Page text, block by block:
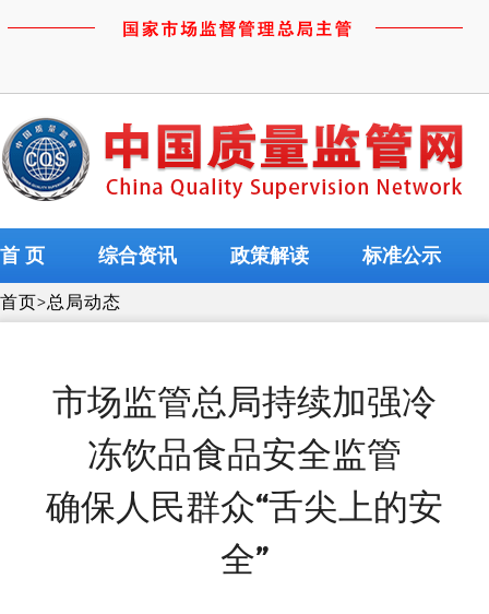
首 页 综合资讯 政策解读 标准公示
首页>总局动态
市场监管总局持续加强冷
冻饮品食品安全监管
确保人民群众“舌尖上的安
全”